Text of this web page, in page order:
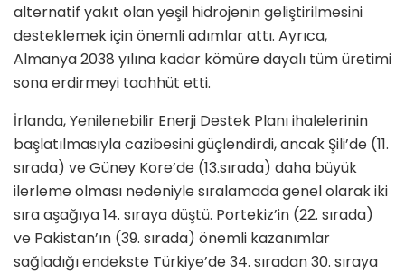
alternatif yakıt olan yeşil hidrojenin geliştirilmesini
desteklemek için önemli adımlar attı. Ayrıca,
Almanya 2038 yılına kadar kömüre dayalı tüm üretimi
sona erdirmeyi taahhüt etti.
İrlanda, Yenilenebilir Enerji Destek Planı ihalelerinin
başlatılmasıyla cazibesini güçlendirdi, ancak Şili’de (11.
sırada) ve Güney Kore’de (13.sırada) daha büyük
ilerleme olması nedeniyle sıralamada genel olarak iki
sıra aşağıya 14. sıraya düştü. Portekiz’in (22. sırada)
ve Pakistan’ın (39. sırada) önemli kazanımlar
sağladığı endekste Türkiye’de 34. sıradan 30. sıraya